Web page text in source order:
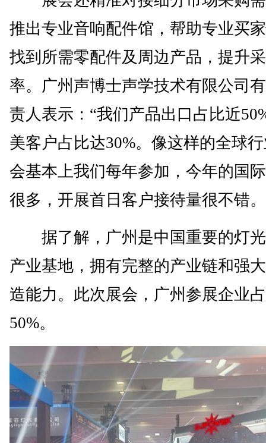
推出专业音响配件馆，帮助专业买
找到所需零配件及周边产品，提升
率。广州声博士声学技术有限公司
责人表示：“我们产品出口占比近
美客户占比达30%。像这样的全球
会基本上我们每年参加，今年的国
很多，开展首日客户接待量很不错。
据了解，广州是中国重要的灯
产业基地，拥有完整的产业链和强
造能力。此次展会，广州参展企业
50%。